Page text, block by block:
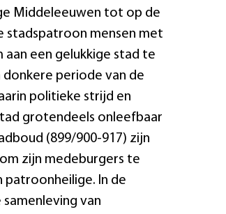
Middeleeuwen tot op de
stadspatroon mensen met
een gelukkige stad te
periode van de
politieke strijd en
grotendeels onleefbaar
(899/900-917) zijn
zijn medeburgers te
In de
van